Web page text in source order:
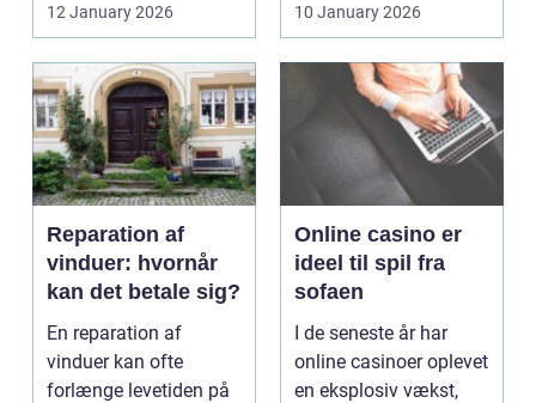
12 January 2026
vokse si...
10 January 2026
Reparation af
vinduer: hvornår
kan det betale sig?
En reparation af
vinduer kan ofte
forlænge levetiden på
Online casino er
ideel til spil fra
sofaen
I de seneste år har
online casinoer oplevet
en eksplosiv vækst,